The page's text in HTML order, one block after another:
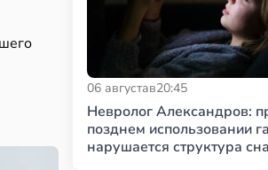
06 августав20:45
Невролог Александров:
позднем использовании
нарушается структура сна